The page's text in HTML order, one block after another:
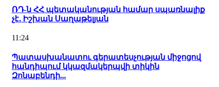
ՌԴ-ն ՀՀ պետականության համար սպառնալիք
չէ․ Իշխան Սաղաթելյան
11:24
Պատասխանատու գերատեսչության միջոցով
հանդիպում կկազմակերպվի տիկին
Զոնաբենդի...